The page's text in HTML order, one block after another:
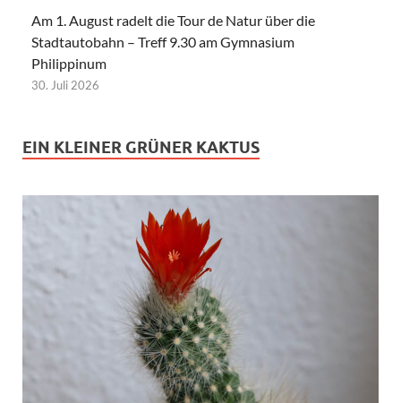
Am 1. August radelt die Tour de Natur über die
Stadtautobahn – Treff 9.30 am Gymnasium
Philippinum
30. Juli 2026
EIN KLEINER GRÜNER KAKTUS